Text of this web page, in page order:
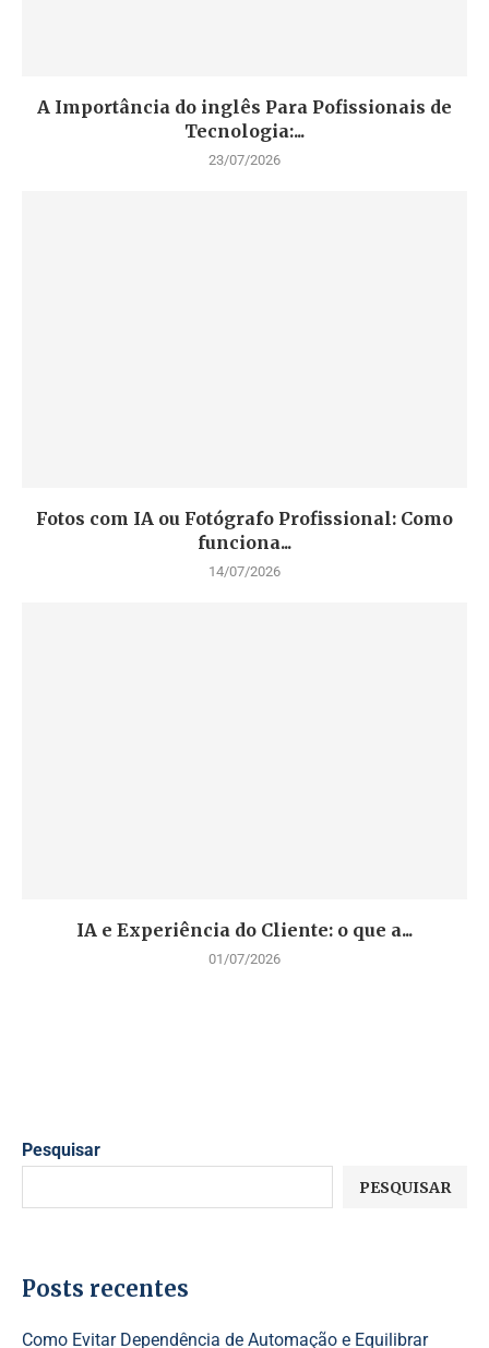
A Importância do inglês Para Pofissionais de
Tecnologia:...
23/07/2026
Fotos com IA ou Fotógrafo Profissional: Como
funciona...
14/07/2026
IA e Experiência do Cliente: o que a...
01/07/2026
Pesquisar
PESQUISAR
Posts recentes
Como Evitar Dependência de Automação e Equilibrar